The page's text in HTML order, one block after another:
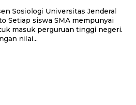
masuk perguruan tinggi negeri.
nilai...